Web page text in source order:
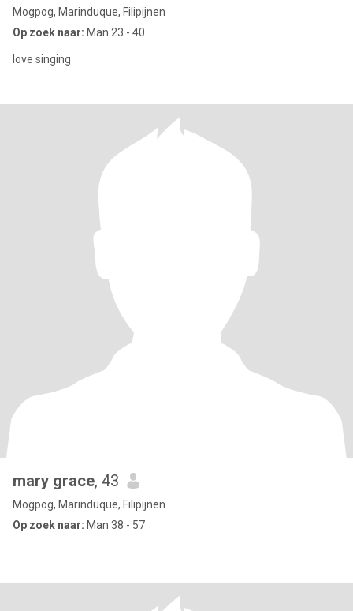
Mogpog, Marinduque, Filipijnen
Op zoek naar: Man 23 - 40
love singing
mary grace, 43
Mogpog, Marinduque, Filipijnen
Op zoek naar: Man 38 - 57